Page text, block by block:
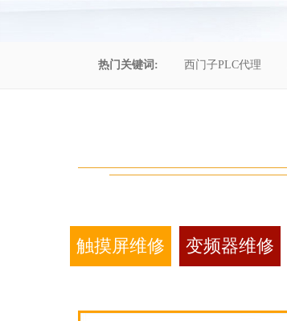
热门关键词: 西门子PLC代理
触摸屏维修 变频器维修